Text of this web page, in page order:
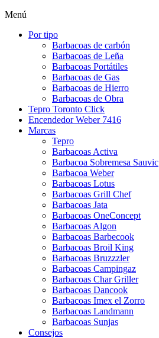
Menú
Por tipo
Barbacoas de carbón
Barbacoas de Leña
Barbacoas Portátiles
Barbacoas de Gas
Barbacoas de Hierro
Barbacoas de Obra
Tepro Toronto Click
Encendedor Weber 7416
Marcas
Tepro
Barbacoas Activa
Barbacoa Sobremesa Sauvic
Barbacoa Weber
Barbacoas Lotus
Barbacoas Grill Chef
Barbacoas Jata
Barbacoas OneConcept
Barbacoas Algon
Barbacoas Barbecook
Barbacoas Broil King
Barbacoas Bruzzzler
Barbacoas Campingaz
Barbacoas Char Griller
Barbacoas Dancook
Barbacoas Imex el Zorro
Barbacoas Landmann
Barbacoas Sunjas
Consejos